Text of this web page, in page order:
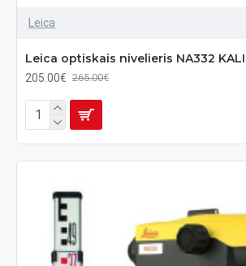
Leica
Leica optiskais nivelieris NA332
205.00€ 265.00€